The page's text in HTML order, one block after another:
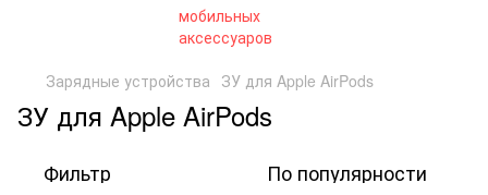
Зарядные устройства ЗУ для Apple AirPods
ЗУ для Apple AirPods
Фильтр По популярности